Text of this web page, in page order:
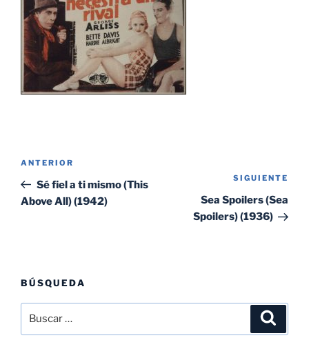
entradas
Entrada
anterior:
ANTERIOR
Sé fiel a ti mismo (This
Above All) (1942)
SIGUIENTE
Sea Spoilers (Sea
Spoilers) (1936)
BÚSQUEDA
por: